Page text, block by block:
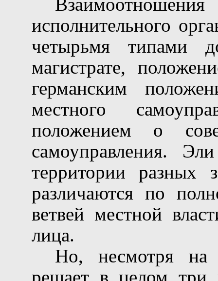
исполнительного
четырьмя типами
магистрате,
германским
местного
положением о
самоуправления.
территории разных
различаются по
ветвей местной
лица.
Но, несмотря на